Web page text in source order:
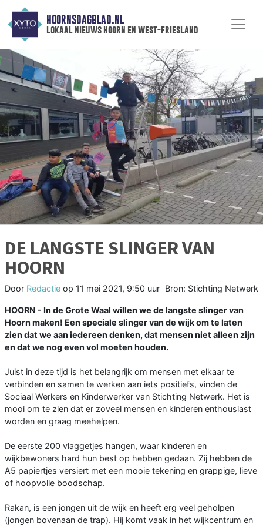
HOORNSDAGBLAD.NL
lokaal nieuws hoorn en west-friesland
DE LANGSTE SLINGER VAN
HOORN
Door Redactie op 11 mei 2021, 9:50 uur Bron: Stichting Netwerk
HOORN - In de Grote Waal willen we de langste slinger van
Hoorn maken! Een speciale slinger van de wijk om te laten
zien dat we aan iedereen denken, dat mensen niet alleen zijn
en dat we nog even vol moeten houden.
Juist in deze tijd is het belangrijk om mensen met elkaar te
verbinden en samen te werken aan iets positiefs, vinden de
Sociaal Werkers en Kinderwerker van Stichting Netwerk. Het is
mooi om te zien dat er zoveel mensen en kinderen enthousiast
worden en graag meehelpen.
De eerste 200 vlaggetjes hangen, waar kinderen en
wijkbewoners hard hun best op hebben gedaan. Zij hebben de
A5 papiertjes versiert met een mooie tekening en grappige, lieve
of hoopvolle boodschap.
Rakan, is een jongen uit de wijk en heeft erg veel geholpen
(jongen bovenaan de trap). Hij komt vaak in het wijkcentrum en